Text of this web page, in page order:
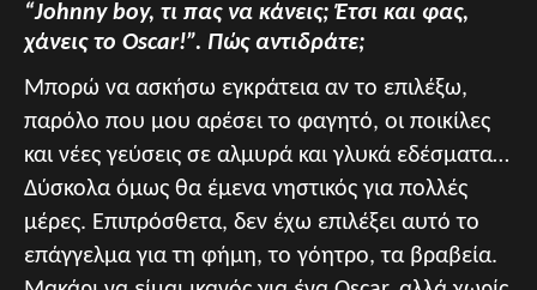
“Johnny boy, τι πας να κάνεις; Έτσι και φας,
χάνεις το Οscar!”. Πώς αντιδράτε;
Μπορώ να ασκήσω εγκράτεια αν το επιλέξω,
παρόλο που μου αρέσει το φαγητό, οι ποικίλες
και νέες γεύσεις σε αλμυρά και γλυκά εδέσματα…
Δύσκολα όμως θα έμενα νηστικός για πολλές
μέρες. Επιπρόσθετα, δεν έχω επιλέξει αυτό το
επάγγελμα για τη φήμη, το γόητρο, τα βραβεία.